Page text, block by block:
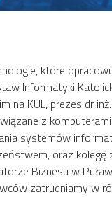
które
Informatyki
KUL, prezes dr
z
systemów
oraz kolegę
Biznesu w
zatrudniamy w